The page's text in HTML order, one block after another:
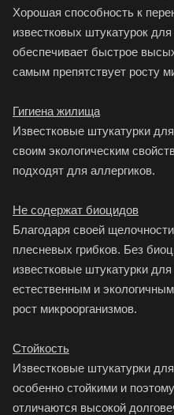
Хорошая способность к
известковых штукатурок
обеспечивает быстрое
самым препятствует росту
Гигиена жилища
Известковые штукатурки
своим экологическим
подходят для аллергиков.
Не содержат биоцидов
Благодаря своей
плесневых грибков. Без
известковые штукатурки
естественным и
рост микроорганизмов.
Стойкость
Известковые штукатурки
особенно стойкими и поэтому
отличаются высокой